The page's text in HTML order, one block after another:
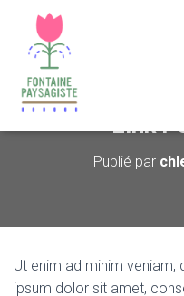
Link
Publié par
Ut enim ad minim veniam,
ipsum dolor sit amet,